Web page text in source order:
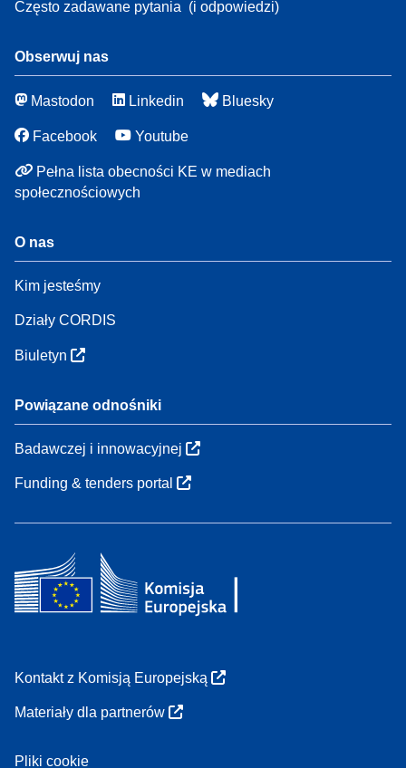
Często zadawane pytania (i odpowiedzi)
Obserwuj nas
Mastodon Linkedin Bluesky
Facebook Youtube
Pełna lista obecności KE w mediach
społecznościowych
O nas
Kim jesteśmy
Działy CORDIS
Biuletyn
Powiązane odnośniki
Badawczej i innowacyjnej
Funding & tenders portal
Kontakt z Komisją Europejską
Materiały dla partnerów
Pliki cookie